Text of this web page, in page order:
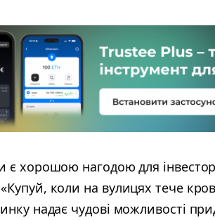
є хорошою нагодою для
коли на вулицях тече
надає чудові можливості